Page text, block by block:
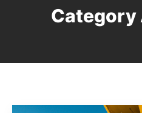
Category